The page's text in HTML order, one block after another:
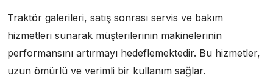
Traktör galerileri, satış sonrası servis ve bakım
hizmetleri sunarak müşterilerinin makinelerinin
performansını artırmayı hedeflemektedir. Bu hizmetler,
uzun ömürlü ve verimli bir kullanım sağlar.